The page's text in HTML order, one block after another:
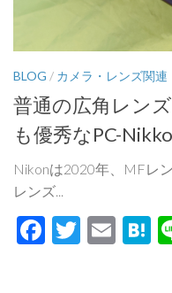
BLOG / カメラ・レンズ関連
普通の広角レン
も優秀なPC-
Nikonは2020年、MFレ
レンズ...
Facebook
Twitter